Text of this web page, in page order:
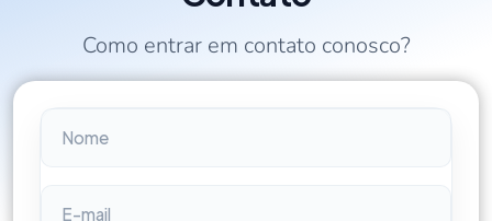
Como entrar em contato conosco?